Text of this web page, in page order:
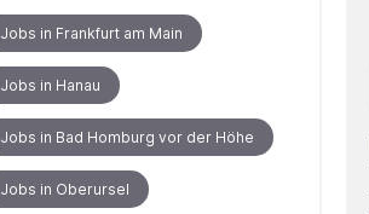
Jobs in Frankfurt am Main
Jobs in Hanau
Jobs in Bad Homburg vor der Höhe
Jobs in Oberursel